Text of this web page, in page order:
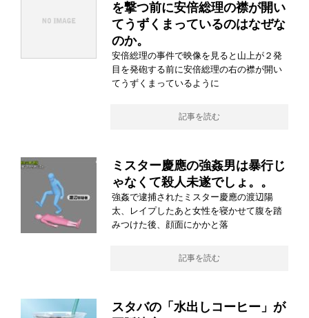
を撃つ前に安倍総理の襟が開い
てうずくまっているのはなぜな
のか。
安倍総理の事件で映像を見ると山上が２発
目を発砲する前に安倍総理の右の襟が開い
てうずくまっているように
記事を読む
ミスター慶應の強姦男は暴行じ
ゃなくて殺人未遂でしょ。。
強姦で逮捕されたミスター慶應の渡辺陽
太、レイプしたあと女性を寝かせて腹を踏
みつけた後、顔面にかかと落
記事を読む
スタバの「水出しコーヒー」が